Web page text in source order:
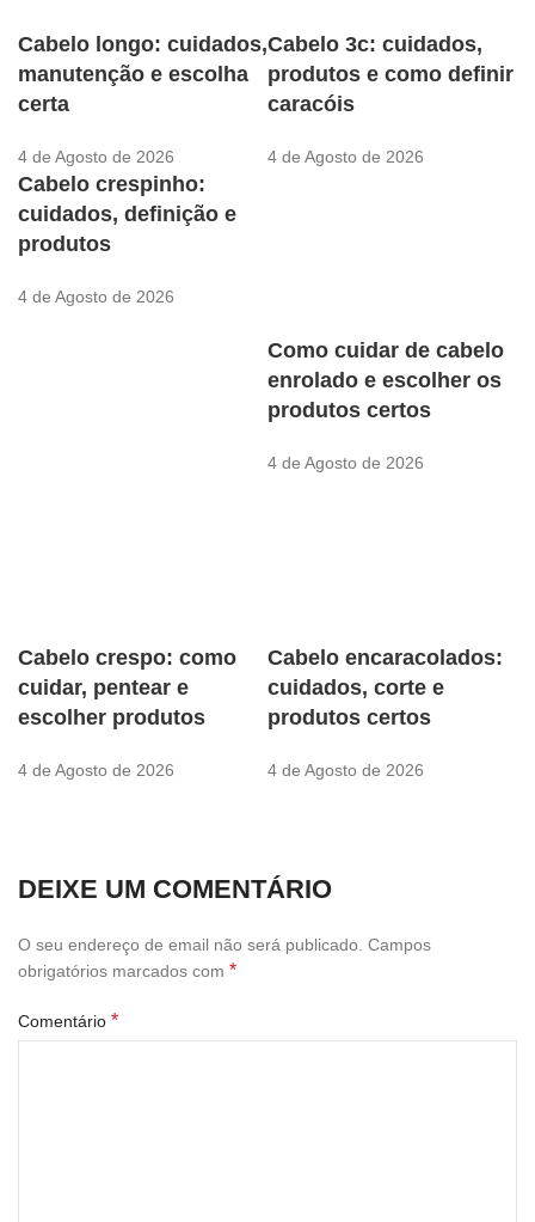
Cabelo longo: cuidados,
manutenção e escolha
certa
4 de Agosto de 2026
Cabelo 3c: cuidados,
produtos e como definir
caracóis
4 de Agosto de 2026
Cabelo crespinho:
cuidados, definição e
produtos
4 de Agosto de 2026
Como cuidar de cabelo
enrolado e escolher os
produtos certos
4 de Agosto de 2026
Cabelo crespo: como
cuidar, pentear e
escolher produtos
4 de Agosto de 2026
Cabelo encaracolados:
cuidados, corte e
produtos certos
4 de Agosto de 2026
DEIXE UM COMENTÁRIO
O seu endereço de email não será publicado. Campos
obrigatórios marcados com *
Comentário *